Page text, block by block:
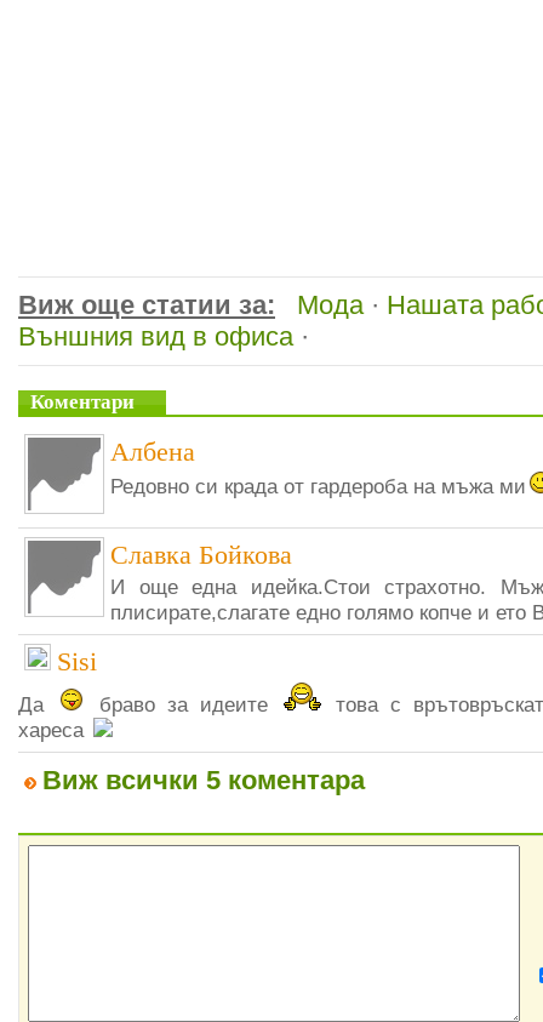
Виж още статии за: Мода· Нашата
Външния вид в офиса·
Коментари
Албена
Редовно си крада от гардероба на мъжа ми
Славка Бойкова
И още една идейка.Стои страхотно.
плисирате,слагате едно голямо копче и ето
Sisi
Да браво за идеите
това с
хареса
Виж всички 5 коментара